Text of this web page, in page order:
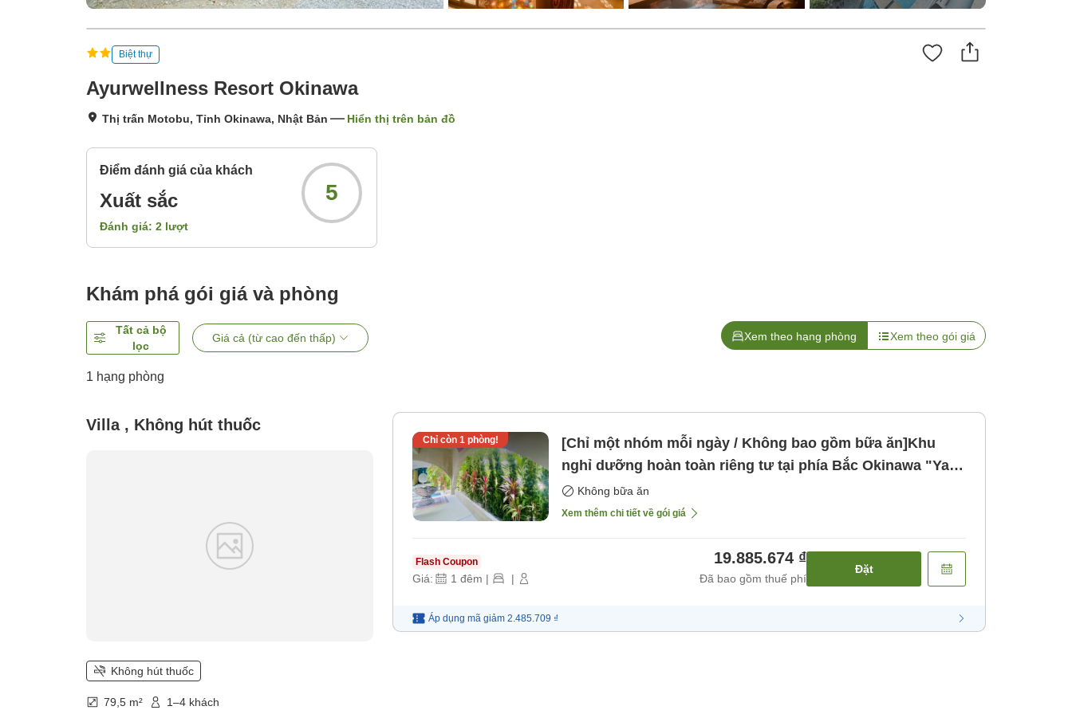
Biệt thự
Ayurwellness Resort Okinawa
Thị trấn Motobu, Tỉnh Okinawa, Nhật Bản Hiển thị trên bản đồ
Điểm đánh giá của khách
Xuất sắc
Đánh giá: 2 lượt
5
Khám phá gói giá và phòng
Tất cả bộ
lọc
Giá cả (từ cao đến thấp) Xem theo hạng phòng Xem theo gói giá
1 hạng phòng
Villa , Không hút thuốc
Không hút thuốc
79,5 m² 1–4 khách
Chỉ còn 1phòng!
[Chỉ một nhóm mỗi ngày / Không bao gồm bữa ăn]Khu
nghỉ dưỡng hoàn toàn riêng tư tại phía Bắc Okinawa "Yam
[Không bao gồm bữa ăn]
Không bữa ăn
Xem thêm chi tiết về gói giá
Flash Coupon
Giá: 1 đêm | |
19.885.674 ₫
Đã bao gồm thuế phí
Đặt
Áp dụng mã giảm 2.485.709 ₫